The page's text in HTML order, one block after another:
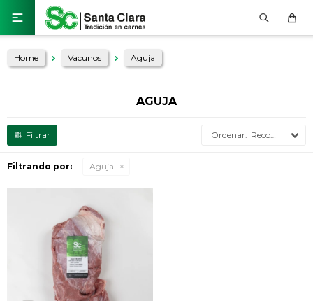

Home Vacunos Aguja
AGUJA
Recomendados
Filtrando por: Aguja